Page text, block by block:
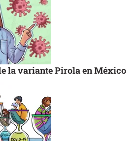
la variante Pirola en México